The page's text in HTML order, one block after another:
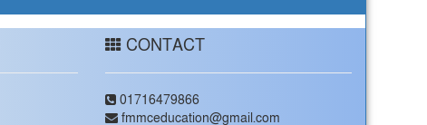
CONTACT
01716479866
fmmceducation@gmail.com